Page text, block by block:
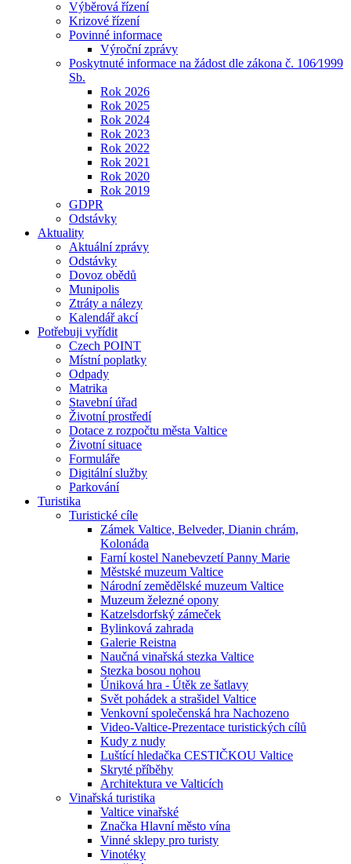
Výběrová řízení
Krizové řízení
Povinné informace
Výroční zprávy
Poskytnuté informace na žádost dle zákona č. 106⁄1999
Sb.
Rok 2026
Rok 2025
Rok 2024
Rok 2023
Rok 2022
Rok 2021
Rok 2020
Rok 2019
GDPR
Odstávky
Aktuality
Aktuální zprávy
Odstávky
Dovoz obědů
Munipolis
Ztráty a nálezy
Kalendář akcí
Potřebuji vyřídit
Czech POINT
Místní poplatky
Odpady
Matrika
Stavební úřad
Životní prostředí
Dotace z rozpočtu města Valtice
Životní situace
Formuláře
Digitální služby
Parkování
Turistika
Turistické cíle
Zámek Valtice, Belveder, Dianin chrám,
Kolonáda
Farní kostel Nanebevzetí Panny Marie
Městské muzeum Valtice
Národní zemědělské muzeum Valtice
Muzeum železné opony
Katzelsdorfský zámeček
Bylinková zahrada
Galerie Reistna
Naučná vinařská stezka Valtice
Stezka bosou nohou
Úniková hra - Útěk ze šatlavy
Svět pohádek a strašidel Valtice
Venkovní společenská hra Nachozeno
Video-Valtice-Prezentace turistických cílů
Kudy z nudy
Luštící hledačka CESTIČKOU Valtice
Skryté příběhy
Architektura ve Valticích
Vinařská turistika
Valtice vinařské
Značka Hlavní město vína
Vinné sklepy pro turisty
Vinotéky